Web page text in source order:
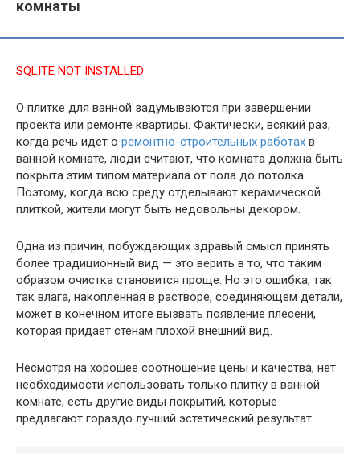
комнаты
SQLITE NOT INSTALLED
О плитке для ванной задумываются при завершении
проекта или ремонте квартиры. Фактически, всякий раз,
когда речь идет о ремонтно-строительных работах в
ванной комнате, люди считают, что комната должна быть
покрыта этим типом материала от пола до потолка.
Поэтому, когда всю среду отделывают керамической
плиткой, жители могут быть недовольны декором.
Одна из причин, побуждающих здравый смысл принять
более традиционный вид — это верить в то, что таким
образом очистка становится проще. Но это ошибка, так
так влага, накопленная в растворе, соединяющем детали,
может в конечном итоге вызвать появление плесени,
которая придает стенам плохой внешний вид.
Несмотря на хорошее соотношение цены и качества, нет
необходимости использовать только плитку в ванной
комнате, есть другие виды покрытий, которые
предлагают гораздо лучший эстетический результат.